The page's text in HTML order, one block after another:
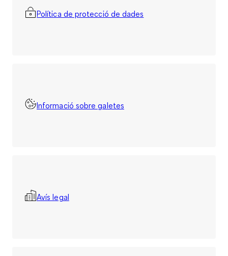
Política de protecció de dades
Informació sobre galetes
Avís legal